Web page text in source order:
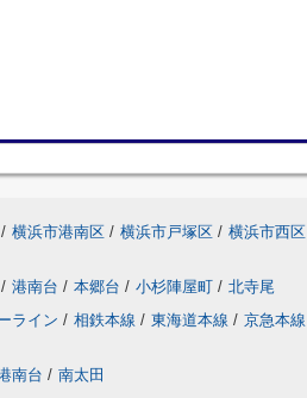
/ 横浜市港南区 / 横浜市戸塚区 / 横浜市西区
/ 港南台 / 本郷台 / 小杉陣屋町 / 北寺尾
ライン / 相鉄本線 / 東海道本線 / 京急本線
南台 / 南太田